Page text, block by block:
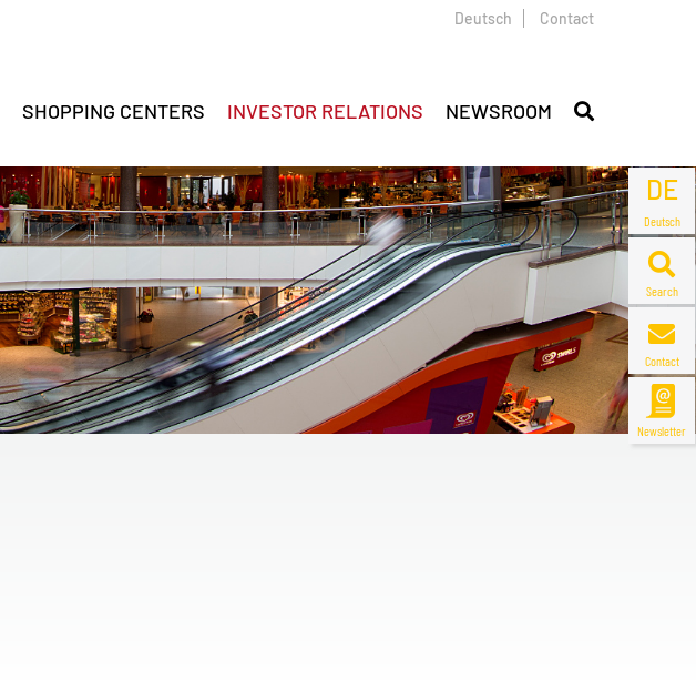
DE
Deutsch
Search
Contact
Newsletter
Deutsch Contact
SHOPPING CENTERS INVESTOR RELATIONS NEWSROOM